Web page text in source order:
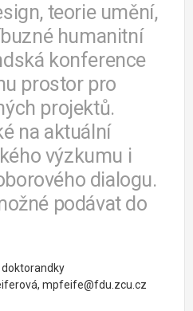
teorie umění,
humanitní
konference
prostor pro
projektů.
na aktuální
výzkumu i
dialogu.
podávat do
mpfeife@fdu.zcu.cz